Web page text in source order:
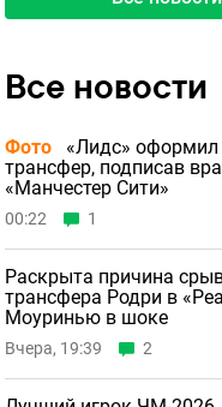
Все новости
Фото
«Лидс»
трансфер, подписав
«Манчестер Сити»
00:22 1
Раскрыта причина
трансфера Родри в
Моуринью в шоке
Вчера, 19:39 2